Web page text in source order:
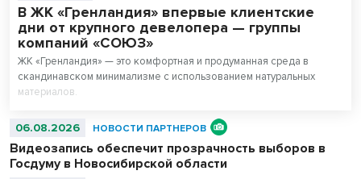
В ЖК «Гренландия» впервые клиентские
дни от крупного девелопера — группы
компаний «СОЮЗ»
ЖК «Гренландия» — это комфортная и продуманная среда в
скандинавском минимализме с использованием натуральных
материалов.
06.08.2026 НОВОСТИ ПАРТНЕРОВ
Видеозапись обеспечит прозрачность выборов в
Госдуму в Новосибирской области